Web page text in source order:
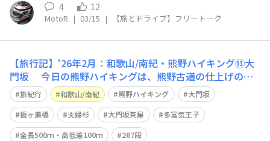
4 12
MotoR | 03/15 | 【旅とドライブ】フリートーク
【旅行記】'26年2月：和歌山/南紀・熊野ハイキング⑬大
門坂 今日の熊野ハイキングは、熊野古道の仕上げのル
ート 熊野古道と言えば、必ずココの写真『大門坂』 入口
の駐車場まで、バスで送迎してもらいます🙂 俗界と聖
域とを振り分ける、霊場への入り口といわれた「振ヶ瀬
橋」を渡り 夫婦杉近くにある大門
旅紀行 和歌山/南紀 熊野ハイキング
大門坂
振ヶ瀬橋
夫婦杉 大門坂茶屋
多富気王子
全長500ｍ・高低差100ｍ
267段